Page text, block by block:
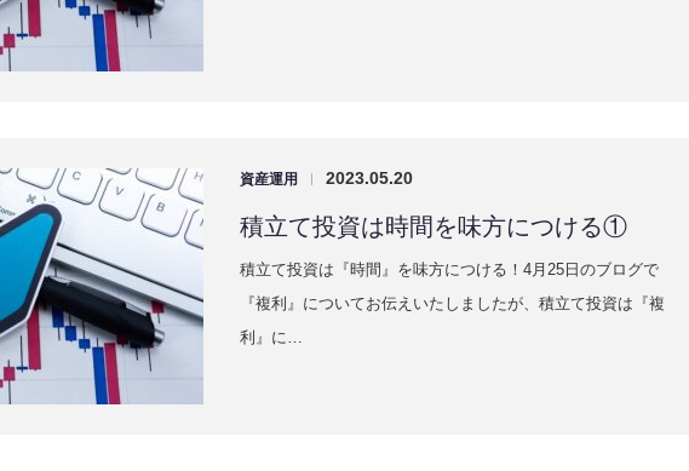
資産運用 | 2023.05.20
積立て投資は時間を味方につける①
積立て投資は『時間』を味方につける！4月25日のブログで
『複利』についてお伝えいたしましたが、積立て投資は『複
利』に…